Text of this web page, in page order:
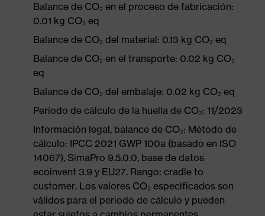
Balance de CO₂ en el proceso de fabricación:
0.01 kg CO₂ eq
Balance de CO₂ del material: 0.13 kg CO₂ eq
Balance de CO₂ en el transporte: 0.02 kg CO₂
eq
Balance de CO₂ del embalaje: 0.02 kg CO₂ eq
Período de cálculo de la huella de CO₂: 11/2023
Información legal, balance de CO₂: Método de
cálculo: IPCC 2021 GWP 100a (basado en ISO
14067), SimaPro 9.5.0.0, base de datos
ecoinvent 3.9 y EU27. Rango: cradle to
customer. Los valores CO₂ especificados son
válidos para el periodo de cálculo y pueden